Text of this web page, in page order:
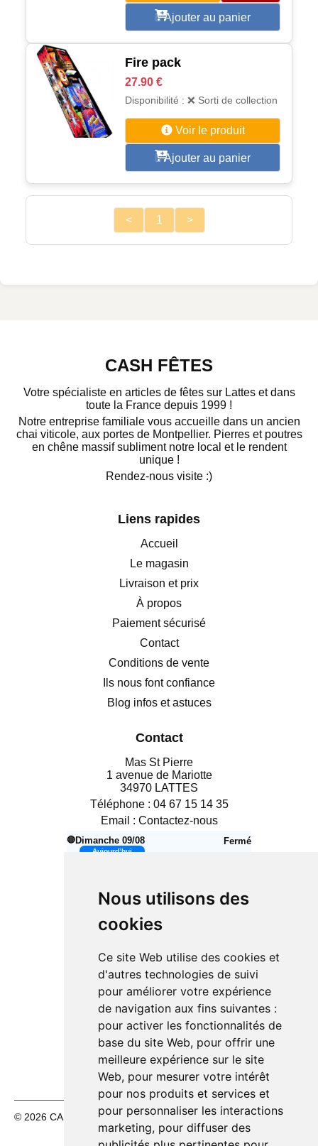
Nous utilisons des
cookies
Ce site Web utilise des cookies et
d'autres technologies de suivi
pour améliorer votre expérience
de navigation aux fins suivantes :
pour activer les fonctionnalités de
base du site Web, pour offrir une
meilleure expérience sur le site
Web, pour mesurer votre intérêt
pour nos produits et services et
pour personnaliser les interactions
marketing, pour diffuser des
Ajouter au panier
Fire pack
27.90 €
Disponibilité : ❌ Sorti de collection
Voir le produit
Ajouter au panier
< 1 >
CASH FÊTES
Votre spécialiste en articles de fêtes sur Lattes et dans
toute la France depuis 1999 !
Notre entreprise familiale vous accueille dans un ancien
chai viticole, aux portes de Montpellier. Pierres et poutres
en chêne massif subliment notre local et le rendent
unique !
Rendez-nous visite :)
Liens rapides
Accueil
Le magasin
Livraison et prix
À propos
Paiement sécurisé
Contact
Conditions de vente
Ils nous font confiance
Blog infos et astuces
Contact
Mas St Pierre
1 avenue de Mariotte
34970 LATTES
Téléphone : 04 67 15 14 35
Email : Contactez-nous
🔴Dimanche 09/08
Aujourd’hui
Fermé
Mardi 11/08
10h00 – 12h30
14h00 – 18h30
Mercredi 12/08
Jeudi 13/08
10h00 – 12h30
14h00 – 18h30
Vendredi 14/08
10h00 – 12h30
14h00 – 18h30
Samedi 15/08 Fermé
Dimanche 16/08 Fermé
© 2026 CASH FÊTES. Tous droits réservés.
Mentions légales
|
CGV